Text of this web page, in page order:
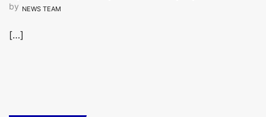
by NEWS TEAM
[…]